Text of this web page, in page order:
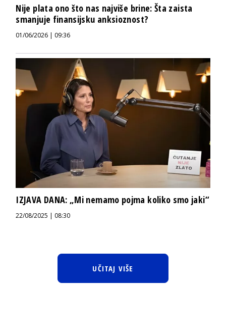
Nije plata ono što nas najviše brine: Šta zaista
smanjuje finansijsku anksioznost?
01/06/2026 | 09:36
IZJAVA DANA: „Mi nemamo pojma koliko smo jaki“
22/08/2025 | 08:30
UČITAJ VIŠE